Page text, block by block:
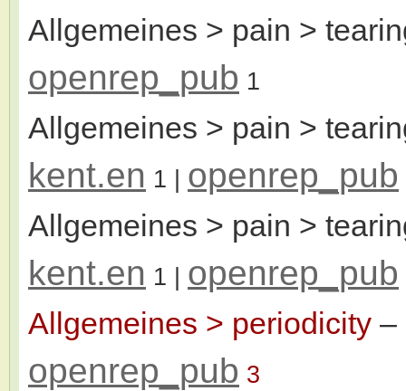
Allgemeines > pain >
openrep_pub 1
Allgemeines > pain >
kent.en 1 | openrep_pub
Allgemeines > pain >
kent.en 1 | openrep_pub
Allgemeines > periodicity
openrep_pub 3